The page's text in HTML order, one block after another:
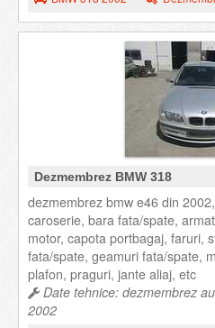
Dezmembrez BMW 318
dezmembrez bmw e46 din
caroserie, bara fata/spate,
motor, capota portbagaj, faruri,
fata/spate, geamuri fata/spate,
plafon, praguri, jante aliaj, etc
Date tehnice: dezmembrez
2002